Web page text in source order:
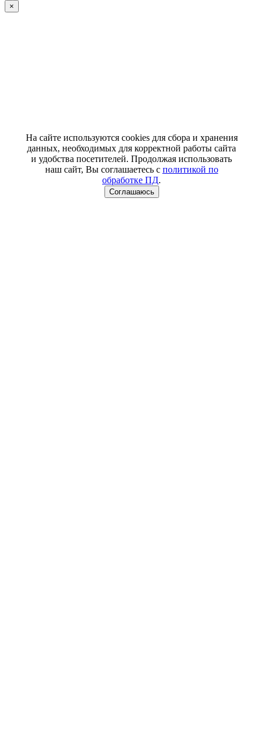
×
На сайте используются cookies для сбора и хранения
данных, необходимых для корректной работы сайта
и удобства посетителей. Продолжая использовать
наш сайт, Вы соглашаетесь с политикой по
обработке ПД.
Соглашаюсь